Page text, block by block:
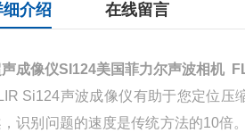
细介绍 在线留言
声成像仪SI124美国菲力尔声波相机
Si124声波成像仪有助于您定位
，识别问题的速度是传统方法的10倍